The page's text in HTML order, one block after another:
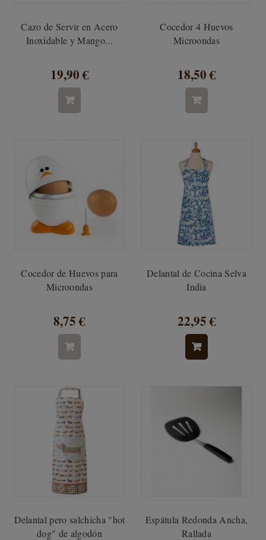
Cazo de Servir en Acero
Inoxidable y Mango...
19,90 €
Cocedor 4 Huevos
Microondas
18,50 €
Cocedor de Huevos para
Microondas
8,75 €
Delantal de Cocina Selva
India
22,95 €
Delantal pero salchicha "hot
dog" de algodón
Espátula Redonda Ancha,
Rallada